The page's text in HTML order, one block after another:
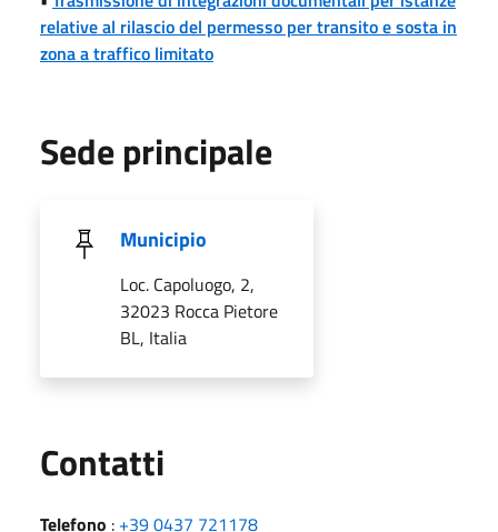
relative al rilascio del permesso per transito e sosta in
zona a traffico limitato
Sede principale
Municipio
Loc. Capoluogo, 2,
32023 Rocca Pietore
BL, Italia
Contatti
Telefono : +39 0437 721178